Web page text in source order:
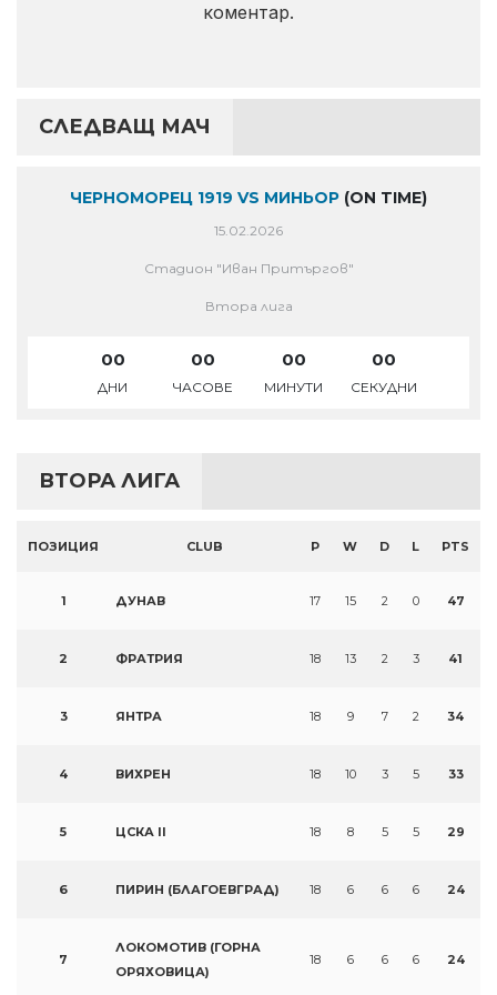
коментар.
СЛЕДВАЩ МАЧ
ЧЕРНОМОРЕЦ 1919 VS МИНЬОР (ON TIME)
15.02.2026
Стадион "Иван Притъргов"
Втора лига
00
ДНИ
00
ЧАСОВЕ
00
МИНУТИ
00
СЕКУДНИ
ВТОРА ЛИГА
ПОЗИЦИЯ CLUB P W D L PTS
1 ДУНАВ 17 15 2 0 47
2 ФРАТРИЯ 18 13 2 3 41
3 ЯНТРА 18 9 7 2 34
4 ВИХРЕН 18 10 3 5 33
5 ЦСКА II 18 8 5 5 29
6 ПИРИН (БЛАГОЕВГРАД) 18 6 6 6 24
7
ЛОКОМОТИВ (ГОРНА
ОРЯХОВИЦА)
18 6 6 6 24